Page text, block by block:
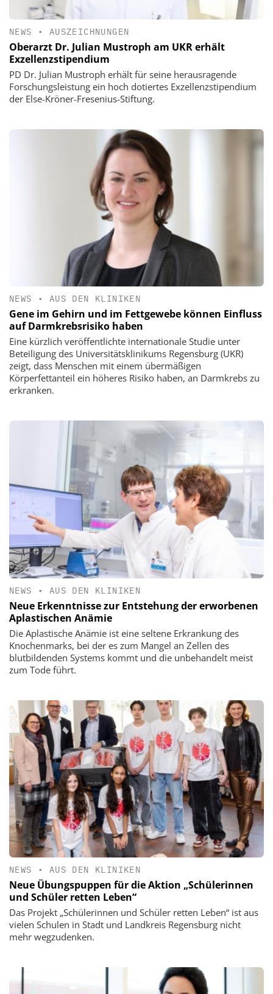
NEWS • AUSZEICHNUNGEN
Oberarzt Dr. Julian Mustroph am UKR erhält
Exzellenzstipendium
PD Dr. Julian Mustroph erhält für seine herausragende
Forschungsleistung ein hoch dotiertes Exzellenzstipendium
der Else-Kröner-Fresenius-Stiftung.
NEWS • AUS DEN KLINIKEN
Gene im Gehirn und im Fettgewebe können Einfluss
auf Darmkrebsrisiko haben
Eine kürzlich veröffentlichte internationale Studie unter
Beteiligung des Universitätsklinikums Regensburg (UKR)
zeigt, dass Menschen mit einem übermäßigen
Körperfettanteil ein höheres Risiko haben, an Darmkrebs zu
erkranken.
NEWS • AUS DEN KLINIKEN
Neue Erkenntnisse zur Entstehung der erworbenen
Aplastischen Anämie
Die Aplastische Anämie ist eine seltene Erkrankung des
Knochenmarks, bei der es zum Mangel an Zellen des
blutbildenden Systems kommt und die unbehandelt meist
zum Tode führt.
NEWS • AUS DEN KLINIKEN
Neue Übungspuppen für die Aktion „Schülerinnen
und Schüler retten Leben“
Das Projekt „Schülerinnen und Schüler retten Leben“ ist aus
vielen Schulen in Stadt und Landkreis Regensburg nicht
mehr wegzudenken.